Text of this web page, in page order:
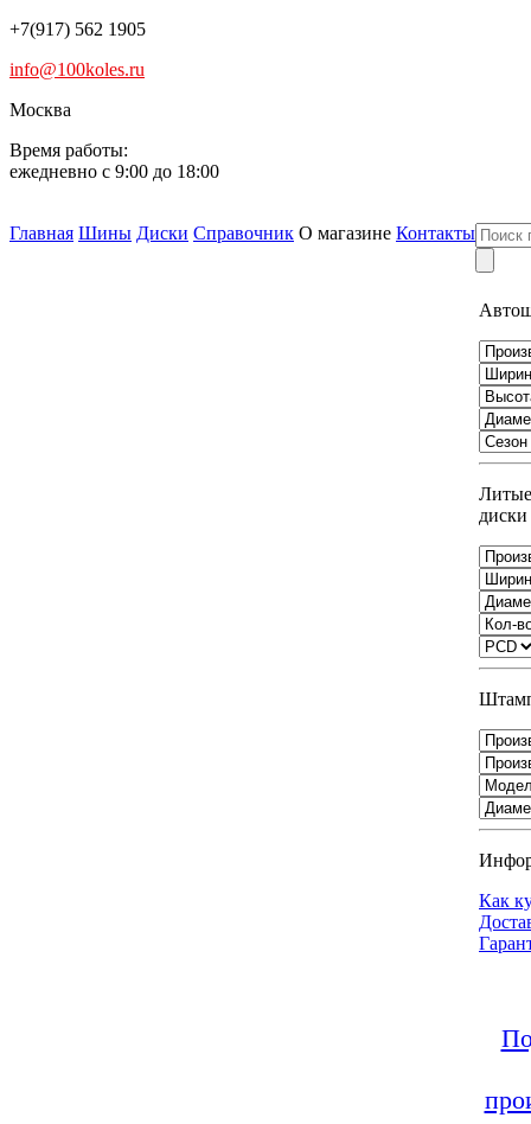
+7(917) 562 1905
info@100koles.ru
Москва
Время работы:
ежедневно с 9:00 до 18:00
Главная Шины Диски Справочник О магазине Контакты
Литые
диски
Как